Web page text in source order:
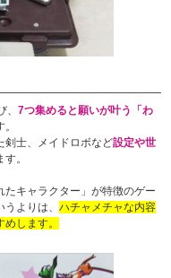
、7つ集めると願いが叶う「わ
剣士、メイドロボなど設定や世
。
たキャラクター」が特徴のゲー
うよりは、ハチャメチャな内容
します。